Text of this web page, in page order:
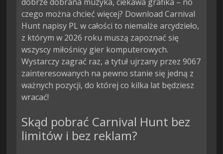
czego można chcieć więcej? Download Carnival
Hunt napisy PL w całości to niemalże arcydzieło,
z którym w 2026 roku muszą zapoznać się
wszyscy miłośnicy gier komputerowych.
Wystarczy zagrać raz, a tytuł ujrzany przez 9067
zainteresowanych na pewno stanie się jedną z
ważnych pozycji, do której co kilka lat będziesz
wracać!
Skąd pobrać Carnival Hunt bez
limitów i bez reklam?